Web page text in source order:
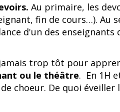
Au primaire, les
fin de cours…). Au
d'un des enseignants
trop tôt pour
ou le théâtre. En 1H
choeur. De quoi